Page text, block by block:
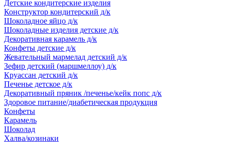
Детские кондитерские изделия
Конструктор кондитерский д/к
Шоколадное яйцо д/к
Шоколадные изделия детские д/к
Декоративная карамель д/к
Конфеты детские д/к
Жевательный мармелад детский д/к
Зефир детский (маршмеллоу) д/к
Круассан детский д/к
Печенье детское д/к
Декоративный пряник /печенье/кейк попс д/к
Здоровое питание/диабетическая продукция
Конфеты
Карамель
Шоколад
Халва/козинаки